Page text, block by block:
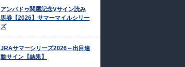
アンパドゥ関屋記念Vサイン読み
馬券【2026】サマーマイルシリー
ズ
JRAサマーシリーズ2026～出目連
動サイン【結果】